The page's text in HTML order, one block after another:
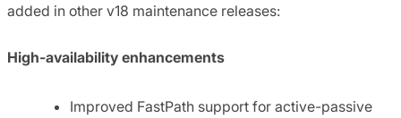
added in other v18 maintenance releases:
High-availability enhancements
Improved FastPath support for active-passive